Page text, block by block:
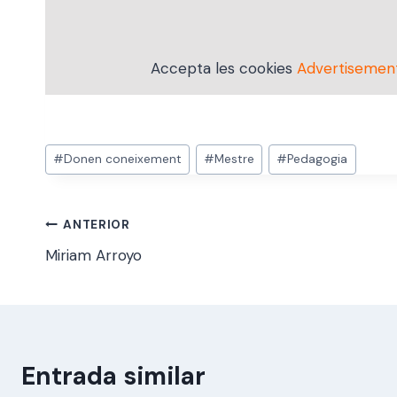
Accepta les cookies
Etiquetes
d'entrada
#Donen coneixement #Mestre #Pedagogia
Navegació
d'entrades
ANTERIOR
Miriam Arroyo
Entrada similar